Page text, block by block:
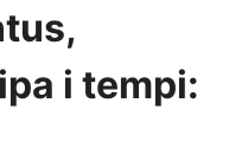
i tempi: